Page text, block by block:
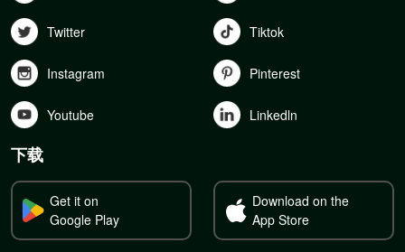
Twitter Tiktok
Instagram Pinterest
Youtube Linkedln
下载
Get it on
Google Play
Download on the
App Store